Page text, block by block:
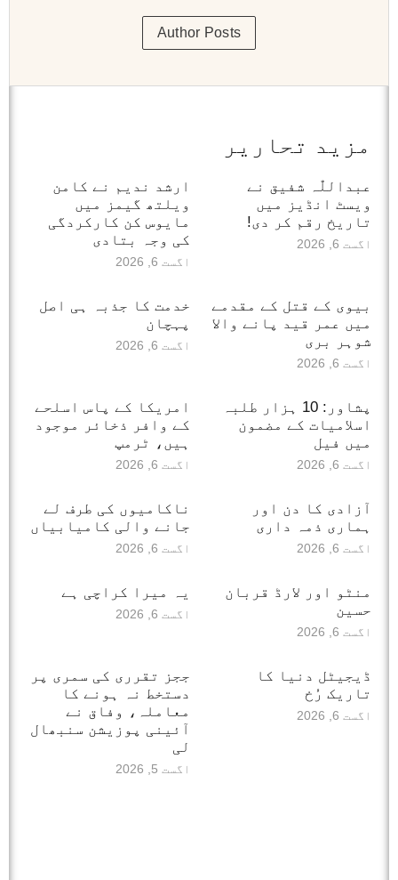
Author Posts
مزید تحاریر
عبداللّٰہ شفیق نے
ویسٹ انڈیز میں
تاریخ رقم کر دی!
اگست 6, 2026
ارشد ندیم نے کامن
ویلتھ گیمز میں
مایوس کن کارکردگی
کی وجہ بتادی
اگست 6, 2026
بیوی کے قتل کے مقدمے
میں عمر قید پانے والا
شوہر بری
اگست 6, 2026
خدمت کا جذبہ ہی اصل
پہچان
اگست 6, 2026
پشاور: 10 ہزار طلبہ
اسلامیات کے مضمون
میں فیل
اگست 6, 2026
امریکا کے پاس اسلحے
کے وافر ذخائر موجود
ہیں، ٹرمپ
اگست 6, 2026
آزادی کا دن اور
ہماری ذمہ داری
اگست 6, 2026
ناکامیوں کی طرف لے
جانے والی کامیابیاں
اگست 6, 2026
منٹو اور لارڈ قربان
حسین
اگست 6, 2026
یہ میرا کراچی ہے
اگست 6, 2026
ڈیجیٹل دنیا کا
تاریک رُخ
اگست 6, 2026
ججز تقرری کی سمری پر
دستخط نہ ہونے کا
معاملہ، وفاق نے
آئینی پوزیشن سنبھال
لی
اگست 5, 2026